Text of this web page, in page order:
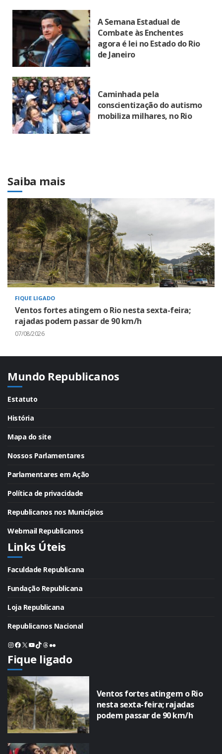
A Semana Estadual de
Combate às Enchentes
agora é lei no Estado do Rio
de Janeiro
Caminhada pela
conscientização do autismo
mobiliza milhares, no Rio
Saiba mais
FIQUE LIGADO
Ventos fortes atingem o Rio nesta sexta-feira;
rajadas podem passar de 90 km/h
07/08/2026
Mundo Republicanos
Estatuto
História
Mapa do site
Nossos Parlamentares
Parlamentares em Ação
Política de privacidade
Republicanos nos Municípios
Webmail Republicanos
Links Úteis
Faculdade Republicana
Fundação Republicana
Loja Republicana
Republicanos Nacional
Instagram
Facebook
X Youtube
TikTok
Threads
Flickr
Fique ligado
Ventos fortes atingem o Rio
nesta sexta-feira; rajadas
podem passar de 90 km/h